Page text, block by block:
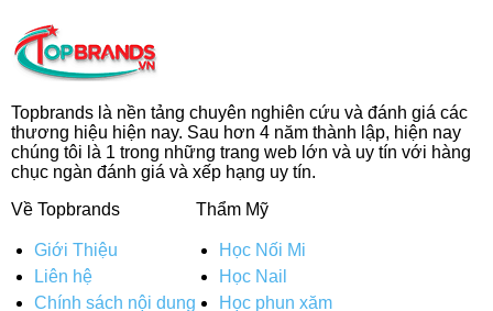
Topbrands là nền tảng chuyên nghiên cứu và đánh giá các
thương hiệu hiện nay. Sau hơn 4 năm thành lập, hiện nay
chúng tôi là 1 trong những trang web lớn và uy tín với hàng
chục ngàn đánh giá và xếp hạng uy tín.
Về Topbrands
Giới Thiệu
Liên hệ
Chính sách nội dung
Thẩm Mỹ
Học Nối Mi
Học Nail
Học phun xăm